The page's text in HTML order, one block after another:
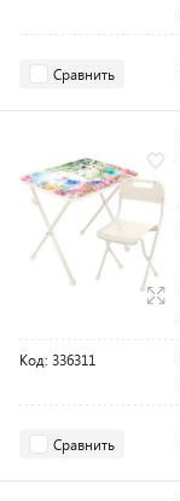
Сравнить
Код: 336311
Сравнить